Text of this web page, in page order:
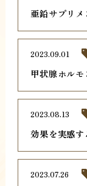
亜鉛サプリ
甲状腺ホル
2023.09.01
効果を実感
2023.08.13
2023.07.26